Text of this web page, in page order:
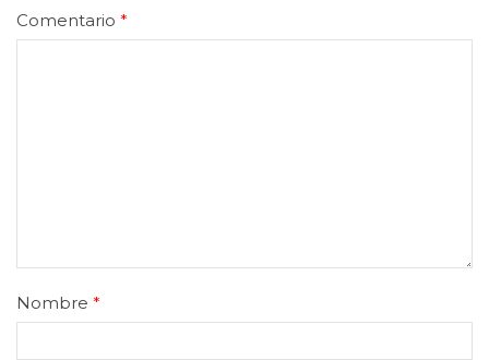
Comentario *
Nombre *